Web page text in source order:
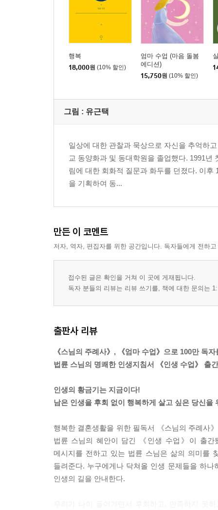
- 부족하다고 느끼면 가난하고, 여유를 느끼면 부자
- 실직의 순간은 누구에게나 온다
- 돈, 직위, 명예가 ‘나’를 대신할 수 없다
- 가까운 사람에게 돈을 빌려주려거든 그냥 주라
- 목사님은 정규직, 스님은 비정규직
- 서로 다름을 인정하면 다툼이 사라진다
6장. 잘 물든 단풍은 봄꽃보다 아름답다
- 잘 물든 단풍은 봄꽃보다 아름답다
- 농부보다 목동처럼 살아라
- 먹고살 기본은 쥐고 있어야 한다
- 세상에서 입은 은혜는 갚고 떠나기
- 살아 있을 때 나눠줘야 선물이다
- 마음의 오랜 습관을 바꾸는 기도
- 빚 갚는 셈 치고 집안일을 하라
행복
18,000원 (10% 할인)
엄마 수업 (마음 돌봄
에디션)
15,750원 (10% 할인)
그림 : 유근택
일상에 대한 관찰과 묵상으로 자신을 추억하
교 동양화과 및 동대학원을 졸업했다. 1991
림에 대한 회화적 질문과 화두를 던졌다. 이
을 기획하여 동...
만든 이 코멘트
저자, 역자, 편집자를 위한 공간입니다. 독자들에게 전하
접수된 글은 확인을 거쳐 이 곳에 게재됩니다.
독자 분들의 리뷰는 리뷰 쓰기를, 책에 대한 문의는
출판사 리뷰
《스님의 주례사》, 《엄마 수업》으로 100만 독
법륜 스님의 명쾌한 인생지침서 《인생 수업》 출
인생의 황금기는 지금이다!
남은 인생을 후회 없이 행복하게 살고 싶은 당신을
행복한 결혼생활을 위한 필독서 《스님의 주례사
법륜 스님의 혜안이 담긴 《인생 수업》이 출
메시지를 전하고 있는 법륜 스님은 삶의 의미를
들려준다. 누구에게나 닥쳐올 인생 문제들을 하
인생의 길을 안내한다.